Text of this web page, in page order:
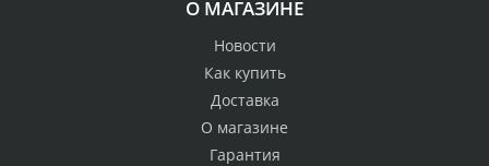
О МАГАЗИНЕ
Новости
Как купить
Доставка
О магазине
Гарантия